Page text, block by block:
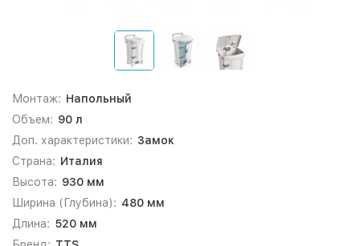
Монтаж: Напольный
Объем: 90 л
Доп. характеристики: Замок
Страна: Италия
Высота: 930 мм
Ширина (Глубина): 480 мм
Длина: 520 мм